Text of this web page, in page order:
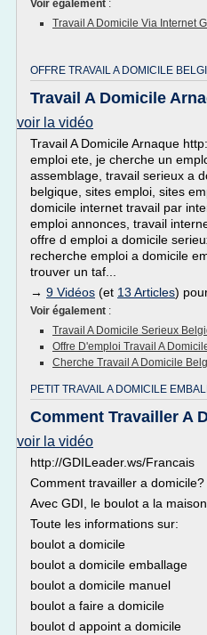
Voir également :
Travail A Domicile Via Internet
OFFRE TRAVAIL A DOMICILE
Travail A Domicile
voir la vidéo
Travail A Domicile Arnaque
emploi ete, je cherche un
assemblage, travail serieux a
belgique, sites emploi, sites
domicile internet travail par
emploi annonces, travail
offre d emploi a domicile
recherche emploi a domicile
trouver un taf...
→ 9 Vidéos (et 13 Articles)
Voir également :
Travail A Domicile Serieux
Offre D'emploi Travail A
Cherche Travail A Domicile
PETIT TRAVAIL A DOMICILE
Comment Travailler A
voir la vidéo
http://GDILeader.ws/Francais
Comment travailler a domicile?
Avec GDI, le boulot a la
Toute les informations sur:
boulot a domicile
boulot a domicile emballage
boulot a domicile manuel
boulot a faire a domicile
boulot d appoint a domicile